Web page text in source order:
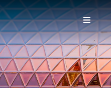
à
bascule